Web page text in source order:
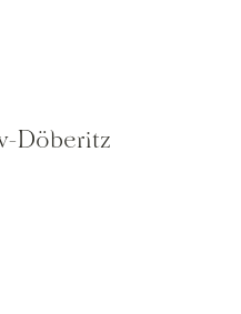
Döberitz